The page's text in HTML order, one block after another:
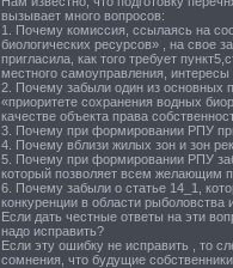
вызывает много вопросов:
1. Почему комиссия, ссылаясь на
биологических ресурсов» , на свое
пригласила, как того требует
местного самоуправления,
2. Почему забыли один из основных
«приоритете сохранения водных
качестве объекта права
3. Почему при формировании РПУ
4. Почему вблизи жилых зон и зон
5. Почему при формировании РПУ
который позволяет всем желающим
6. Почему забыли о статье 14_1,
конкуренции в области
Если дать честные ответы на эти
надо исправить?
Если эту ошибку не исправить , то
сомнения, что будущие